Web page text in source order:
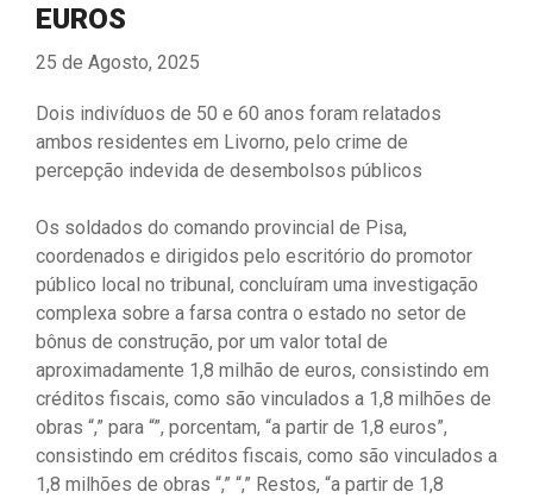
EUROS
25 de Agosto, 2025
Dois indivíduos de 50 e 60 anos foram relatados
ambos residentes em Livorno, pelo crime de
percepção indevida de desembolsos públicos
Os soldados do comando provincial de Pisa,
coordenados e dirigidos pelo escritório do promotor
público local no tribunal, concluíram uma investigação
complexa sobre a farsa contra o estado no setor de
bônus de construção, por um valor total de
aproximadamente 1,8 milhão de euros, consistindo em
créditos fiscais, como são vinculados a 1,8 milhões de
obras “,” para “”, porcentam, “a partir de 1,8 euros”,
consistindo em créditos fiscais, como são vinculados a
1,8 milhões de obras “,” “,” Restos, “a partir de 1,8